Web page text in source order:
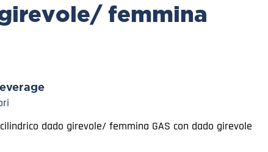
femmina
dado girevole/ femmina GAS con dado girevole